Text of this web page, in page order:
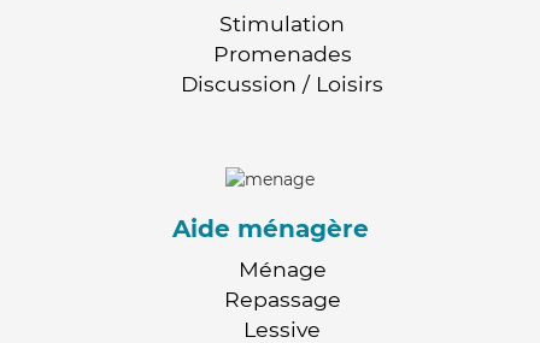
Stimulation
Promenades
Discussion / Loisirs
Aide ménagère
Ménage
Repassage
Lessive